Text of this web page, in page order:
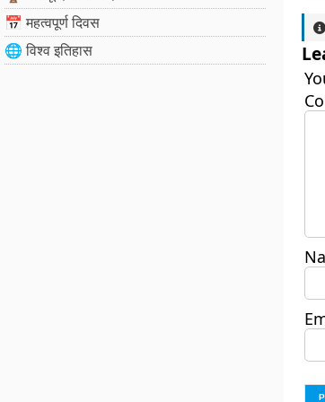
📅 महत्वपूर्ण दिवस
🌐 विश्व इतिहास